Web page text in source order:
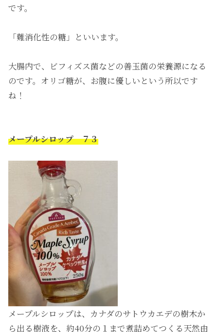
です。
「難消化性の糖」といいます。
大腸内で、ビフィズス菌などの善玉菌の栄養源になる
のです。オリゴ糖が、お腹に優しいという所以です
ね！
メープルシロップ ７３
メープルシロップは、カナダのサトウカエデの樹木か
ら出る樹液を、約40分の１まで煮詰めてつくる天然由